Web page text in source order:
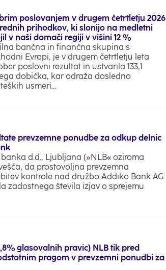
poslovanjem v drugem četrtletju 2026
prihodkov, ki slonijo na medletni
v naši domači regiji v višini 12 %
bančna in finančna skupina s
Evropi, je v drugem četrtletju leta
poslovni rezultat in ustvarila 133,1
dobička, kar odraža dosledno
usmeri...
prevzemne ponudbe za odkup delnic
d.d., Ljubljana (»NLB« oziroma
da prostovoljna prevzemna
kontrole nad družbo Addiko Bank AG
zadostnega števila izjav o sprejemu
glasovalnih pravic) NLB tik pred
pragom v prevzemni ponudbi za